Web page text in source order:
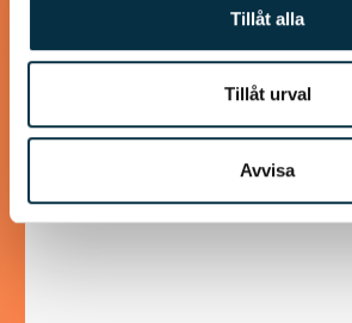
Tillåt alla
Tillåt urval
Avvisa